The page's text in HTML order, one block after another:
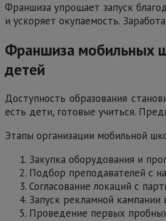
Франшиза упрощает запуск
и ускоряет окупаемость.
Франшиза мобильных
детей
Доступность образования
есть дети, готовые учиться.
Этапы организации мобильной
Закупка оборудования и
Подбор преподавателей с
Согласование локаций с
Запуск рекламной кампании
Проведение первых